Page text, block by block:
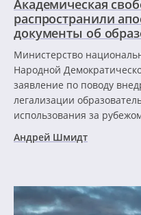
Академическая
распространили
документы об
Министерство
Народной
заявление по поводу
легализации
использования за
Андрей Шмидт